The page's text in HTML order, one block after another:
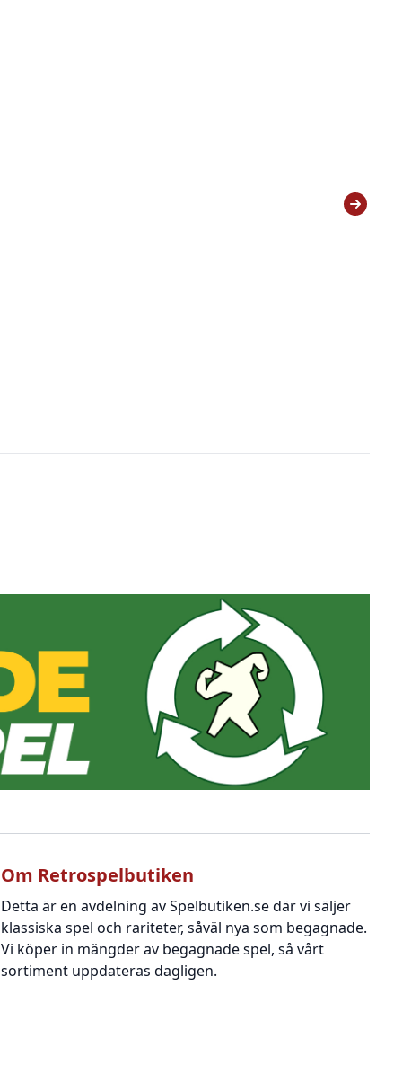
Om Retrospelbutiken
Detta är en avdelning av Spelbutiken.se där vi säljer
klassiska spel och rariteter, såväl nya som begagnade.
Vi köper in mängder av begagnade spel, så vårt
sortiment uppdateras dagligen.